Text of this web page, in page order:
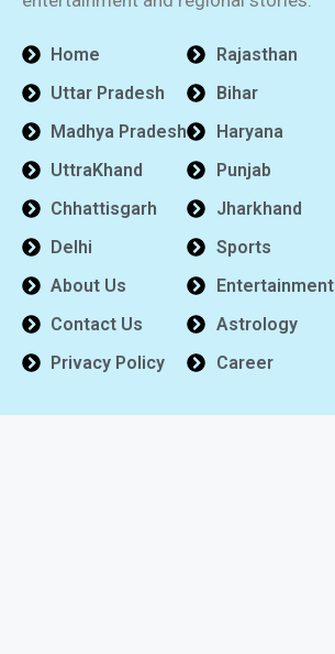
Home
Uttar Pradesh
Madhya Pradesh
UttraKhand
Chhattisgarh
Delhi
About Us
Contact Us
Privacy Policy
Rajasthan
Bihar
Haryana
Punjab
Jharkhand
Sports
Entertainment
Astrology
Career